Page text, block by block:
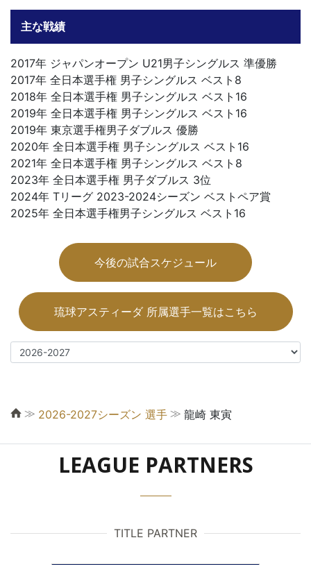
主な戦績
2017年 ジャパンオープン U21男子シングルス 準優勝
2017年 全日本選手権 男子シングルス ベスト8
2018年 全日本選手権 男子シングルス ベスト16
2019年 全日本選手権 男子シングルス ベスト16
2019年 東京選手権男子ダブルス 優勝
2020年 全日本選手権 男子シングルス ベスト16
2021年 全日本選手権 男子シングルス ベスト8
2023年 全日本選手権 男子ダブルス 3位
2024年 Tリーグ 2023-2024シーズン ベストペア賞
2025年 全日本選手権男子シングルス ベスト16
今後の試合スケジュール
琉球アスティーダ 所属選手一覧はこちら
≫ 2026-2027シーズン 選手 ≫ 龍崎 東寅
LEAGUE PARTNERS
TITLE PARTNER